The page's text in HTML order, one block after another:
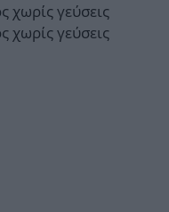
χωρίς γεύσεις
χωρίς γεύσεις